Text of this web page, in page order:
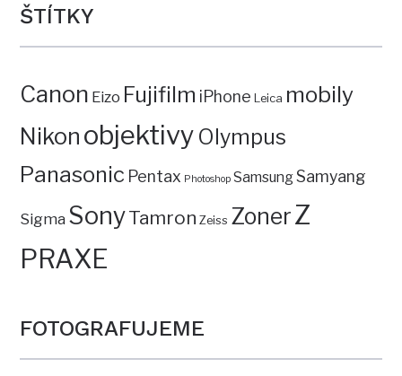
ŠTÍTKY
Canon Eizo Fujifilm iPhone Leica mobily
Nikon objektivy Olympus
Panasonic Pentax Photoshop SamsungSamyang
Sigma SonyTamron Zeiss ZonerZ
PRAXE
FOTOGRAFUJEME